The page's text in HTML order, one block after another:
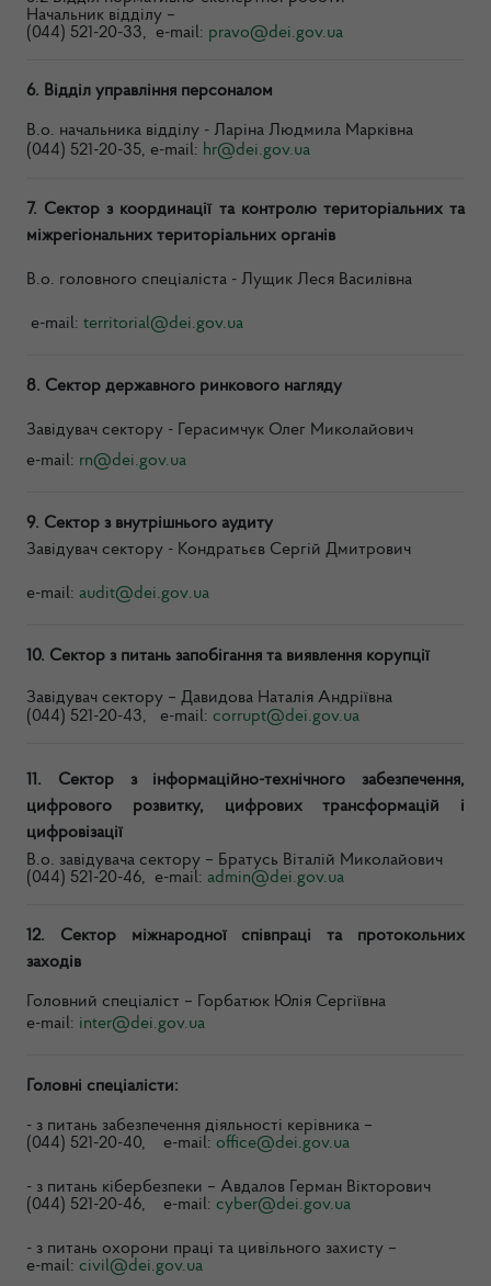
Начальник відділу –
(044) 521-20-33, e-mail: pravo@dei.gov.ua
6. Відділ управління персоналом
В.о. начальника відділу - Ларіна Людмила Марківна
(044) 521-20-35, e-mail: hr@dei.gov.ua
7. Сектор з координації та контролю територіальних та
міжрегіональних територіальних органів
В.о. головного спеціаліста - Лущик Леся Василівна
e-mail: territorial@dei.gov.ua
8. Сектор державного ринкового нагляду
Завідувач сектору - Герасимчук Олег Миколайович
e-mail: rn@dei.gov.ua
9. Сектор з внутрішнього аудиту
Завідувач сектору - Кондратьєв Сергій Дмитрович
e-mail: audit@dei.gov.ua
10. Сектор з питань запобігання та виявлення корупції
Завідувач сектору – Давидова Наталія Андріївна
(044) 521-20-43, e-mail: corrupt@dei.gov.ua
11. Сектор з інформаційно-технічного забезпечення,
цифрового розвитку, цифрових трансформацій і
цифровізації
В.о. завідувача сектору – Братусь Віталій Миколайович
(044) 521-20-46, e-mail: admin@dei.gov.ua
12. Сектор міжнародної співпраці та протокольних
заходів
Головний спеціаліст – Горбатюк Юлія Сергіївна
e-mail: inter@dei.gov.ua
Головні спеціалісти:
- з питань забезпечення діяльності керівника –
(044) 521-20-40, e-mail: office@dei.gov.ua
- з питань кібербезпеки – Авдалов Герман Вікторович
(044) 521-20-46, e-mail: cyber@dei.gov.ua
- з питань охорони праці та цивільного захисту –
e-mail: civil@dei.gov.ua